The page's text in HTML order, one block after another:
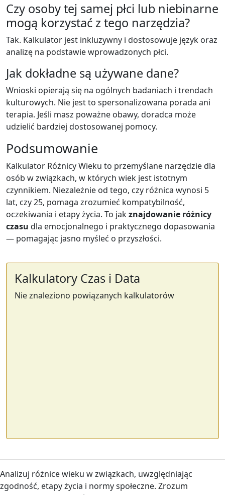
Czy osoby tej samej płci lub niebinarne
mogą korzystać z tego narzędzia?
Tak. Kalkulator jest inkluzywny i dostosowuje język oraz
analizę na podstawie wprowadzonych płci.
Jak dokładne są używane dane?
Wnioski opierają się na ogólnych badaniach i trendach
kulturowych. Nie jest to spersonalizowana porada ani
terapia. Jeśli masz poważne obawy, doradca może
udzielić bardziej dostosowanej pomocy.
Podsumowanie
Kalkulator Różnicy Wieku to przemyślane narzędzie dla
osób w związkach, w których wiek jest istotnym
czynnikiem. Niezależnie od tego, czy różnica wynosi 5
lat, czy 25, pomaga zrozumieć kompatybilność,
oczekiwania i etapy życia. To jakznajdowanie różnicy
czasu dla emocjonalnego i praktycznego dopasowania
— pomagając jasno myśleć o przyszłości.
Kalkulatory Czas i Data
Nie znaleziono powiązanych kalkulatorów
Analizuj różnice wieku w związkach, uwzględniając
zgodność, etapy życia i normy społeczne. Zrozum